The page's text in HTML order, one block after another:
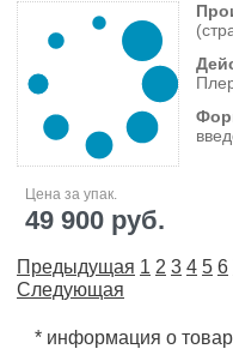
Цена за упак.
49 900 руб.
Предыдущая 1 2 3 4 5 6
Следующая
* информация о